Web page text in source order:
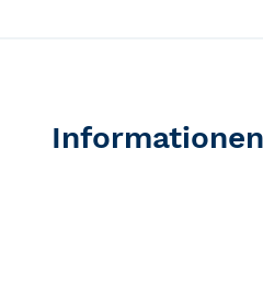
Informationen